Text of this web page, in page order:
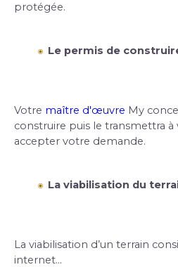
protégée.
Le permis de
Votre maître d'œuvre My
construire puis le transmettra
accepter votre demande.
La viabilisation du
La viabilisation d’un terrain
internet…